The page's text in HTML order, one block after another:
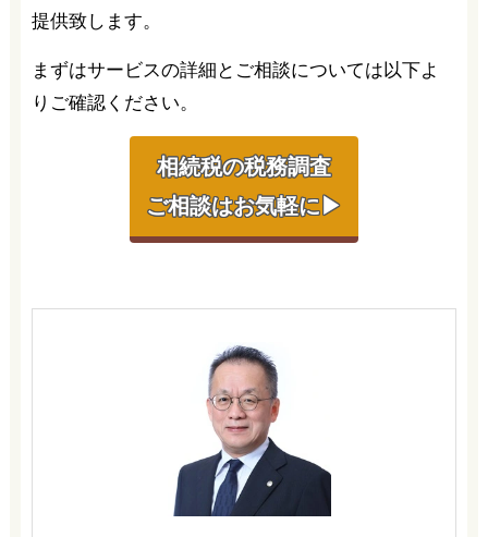
提供致します。
まずはサービスの詳細とご相談については以下よ
りご確認ください。
相続税の税務調査
ご相談はお気軽に▶